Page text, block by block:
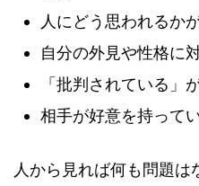
人にどう思われるか
自分の外見や性格に
「批判されている」
相手が好意を持って
人から見れば何も問題